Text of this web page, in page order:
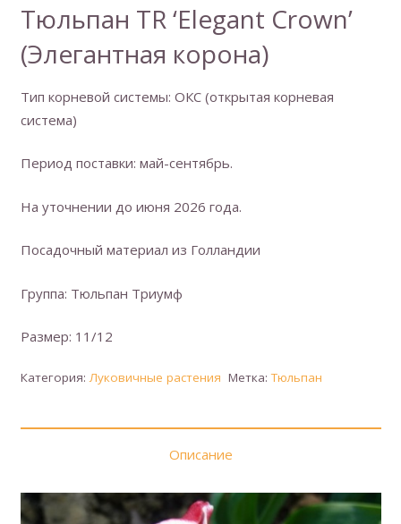
Тюльпан TR ‘Elegant Crown’
(Элегантная корона)
Тип корневой системы: ОКС (открытая корневая
система)
Период поставки: май-сентябрь.
На уточнении до июня 2026 года.
Посадочный материал из Голландии
Группа: Тюльпан Триумф
Размер: 11/12
Категория:Луковичные растения Метка:Тюльпан
Описание